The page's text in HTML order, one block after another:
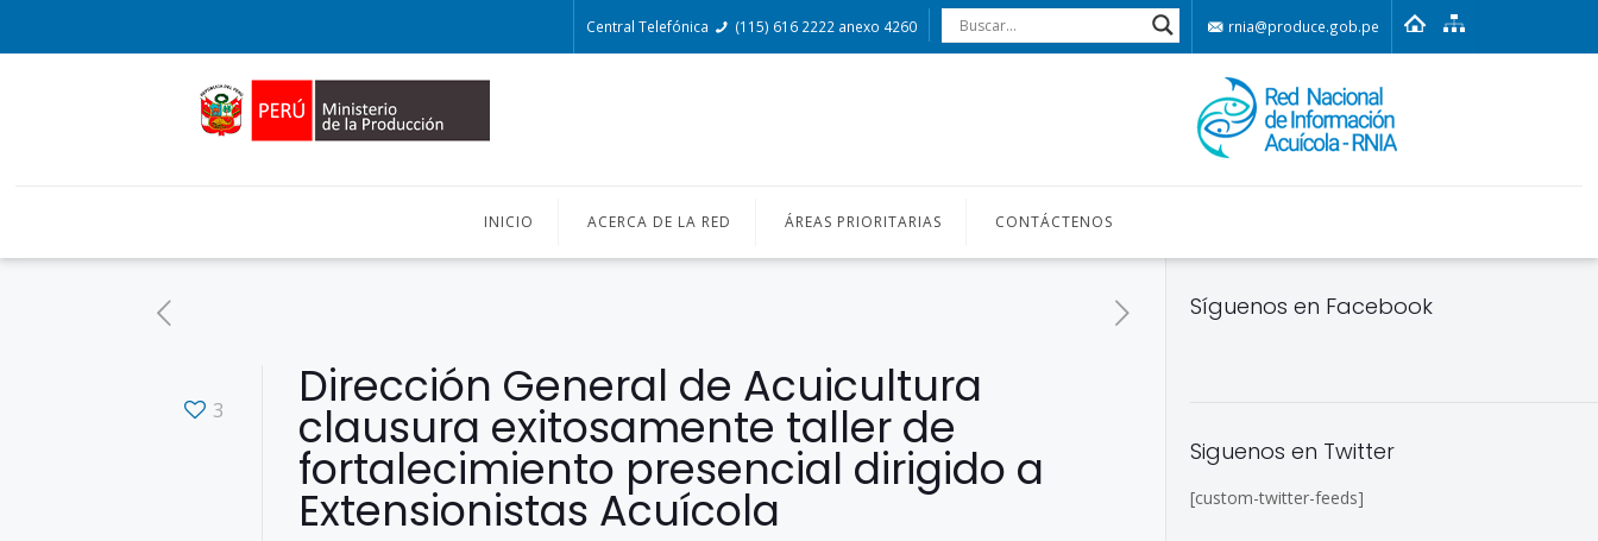
Central Telefónica (115) 616 2222 anexo 4260 rnia@produce.gob.pe
INICIO ACERCA DE LA RED ÁREAS PRIORITARIAS CONTÁCTENOS
3 Dirección General de Acuicultura
clausura exitosamente taller de
fortalecimiento presencial dirigido a
Extensionistas Acuícola
Síguenos en Facebook
Siguenos en Twitter
[custom-twitter-feeds]